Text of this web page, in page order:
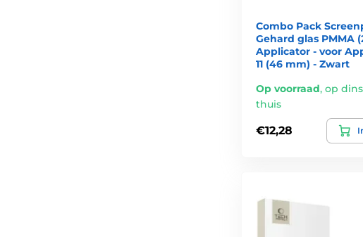
Combo Pack
Gehard glas PMMA
Applicator - voor
11 (46 mm) - Zwart
Op voorraad, op
thuis
€12,28